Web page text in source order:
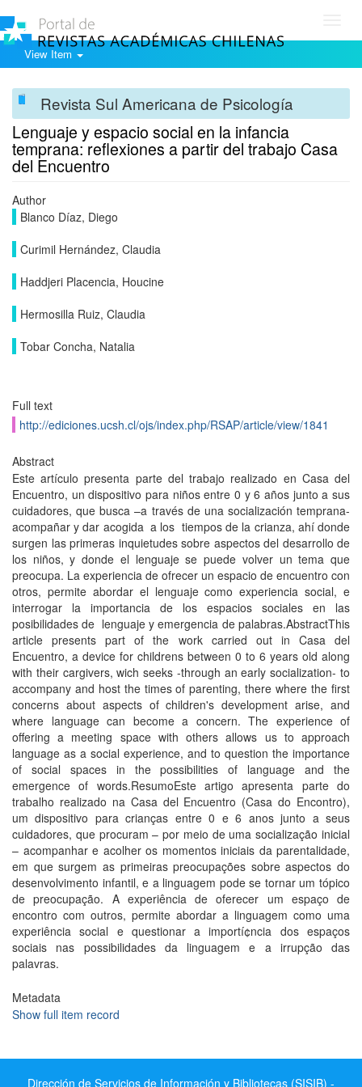
View Item
Revista Sul Americana de Psicología
Lenguaje y espacio social en la infancia
temprana: reflexiones a partir del trabajo Casa
del Encuentro
Author
Blanco Dí­az, Diego
Curimil Hernández, Claudia
Haddjeri Placencia, Houcine
Hermosilla Ruiz, Claudia
Tobar Concha, Natalia
Full text
http://ediciones.ucsh.cl/ojs/index.php/RSAP/article/view/1841
Abstract
Este artí­culo presenta parte del trabajo realizado en Casa del
Encuentro, un dispositivo para niños entre 0 y 6 años junto a sus
cuidadores, que busca –a través de una socialización temprana-
acompañar y dar acogida a los tiempos de la crianza, ahí­ donde
surgen las primeras inquietudes sobre aspectos del desarrollo de
los niños, y donde el lenguaje se puede volver un tema que
preocupa. La experiencia de ofrecer un espacio de encuentro con
otros, permite abordar el lenguaje como experiencia social, e
interrogar la importancia de los espacios sociales en las
posibilidades de lenguaje y emergencia de palabras.AbstractThis
article presents part of the work carried out in Casa del
Encuentro, a device for childrens between 0 to 6 years old along
with their cargivers, wich seeks -through an early socialization- to
accompany and host the times of parenting, there where the first
concerns about aspects of children's development arise, and
where language can become a concern. The experience of
offering a meeting space with others allows us to approach
language as a social experience, and to question the importance
of social spaces in the possibilities of language and the
emergence of words.ResumoEste artigo apresenta parte do
trabalho realizado na Casa del Encuentro (Casa do Encontro),
um dispositivo para crianças entre 0 e 6 anos junto a seus
cuidadores, que procuram – por meio de uma socialização inicial
– acompanhar e acolher os momentos iniciais da parentalidade,
em que surgem as primeiras preocupações sobre aspectos do
desenvolvimento infantil, e a linguagem pode se tornar um tópico
de preocupação. A experiência de oferecer um espaço de
encontro com outros, permite abordar a linguagem como uma
experiência social e questionar a importí¢ncia dos espaços
sociais nas possibilidades da linguagem e a irrupção das
palavras.
Metadata
Show full item record
Dirección de Servicios de Información y Bibliotecas (SISIB) -